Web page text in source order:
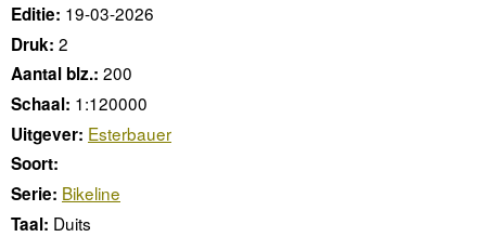
Editie: 19-03-2026
Druk: 2
Aantal blz.: 200
Schaal: 1:120000
Uitgever: Esterbauer
Soort:
Serie: Bikeline
Taal: Duits